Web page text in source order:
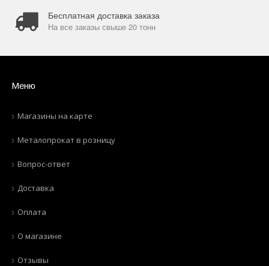
Бесплатная доставка заказа
На все заказы свыше 20 тонн
Меню
Магазины на карте
Металопрокат в розницу
Вопрос-ответ
Доставка
Оплата
О магазине
Отзывы